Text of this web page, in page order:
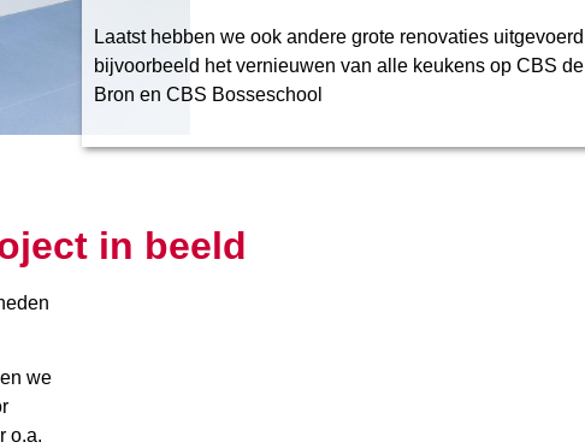
Laatst hebben we ook andere grote renovaties uitgevoerd
bijvoorbeeld het vernieuwen van alle keukens op CBS de
Bron en CBS Bosseschool
in beeld
we
o.a.